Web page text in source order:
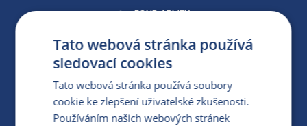
FOND ARMEX
ZÁRUKA ELEKTROMOBILITY
PARTNERSKÝ PORTÁL
PRO MÉDIA
Tato webová stránka používá
sledovací cookies
Tato webová stránka používá soubory
cookie ke zlepšení uživatelské zkušenosti.
Používáním našich webových stránek